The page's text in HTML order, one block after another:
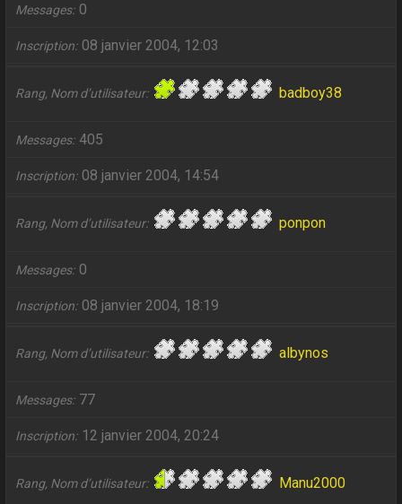
Messages 0
Inscription 08 janvier 2004, 12:03
Rang, Nom d’utilisateur badboy38
Messages 405
Inscription 08 janvier 2004, 14:54
Rang, Nom d’utilisateur ponpon
Messages 0
Inscription 08 janvier 2004, 18:19
Rang, Nom d’utilisateur albynos
Messages 77
Inscription 12 janvier 2004, 20:24
Rang, Nom d’utilisateur Manu2000